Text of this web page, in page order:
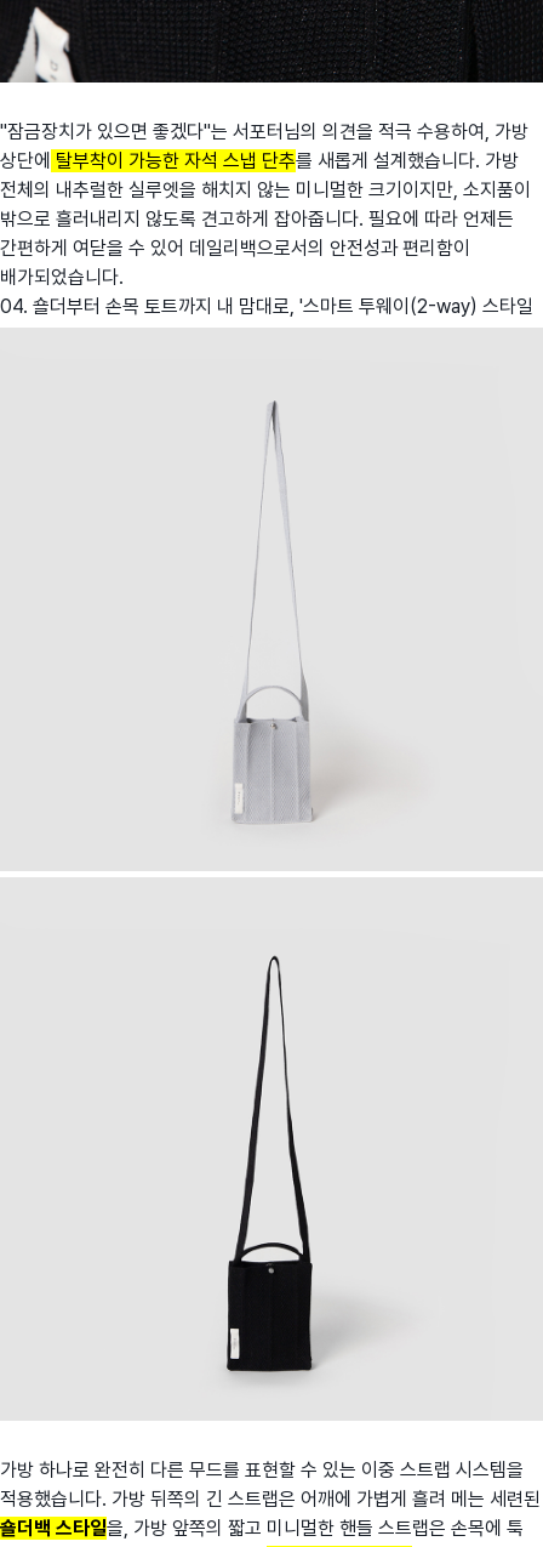
"잠금장치가 있으면 좋겠다"는 서포터님의 의견을 적극 수용하여, 가방
상단에 탈부착이 가능한 자석 스냅 단추를 새롭게 설계했습니다. 가방
전체의 내추럴한 실루엣을 해치지 않는 미니멀한 크기이지만, 소지품이
밖으로 흘러내리지 않도록 견고하게 잡아줍니다. 필요에 따라 언제든
간편하게 여닫을 수 있어 데일리백으로서의 안전성과 편리함이
배가되었습니다.
04. 숄더부터 손목 토트까지 내 맘대로, '스마트 투웨이(2-way) 스타일
가방 하나로 완전히 다른 무드를 표현할 수 있는 이중 스트랩 시스템을
적용했습니다. 가방 뒤쪽의 긴 스트랩은 어깨에 가볍게 흘려 메는 세련된
숄더백 스타일을, 가방 앞쪽의 짧고 미니멀한 핸들 스트랩은 손목에 툭